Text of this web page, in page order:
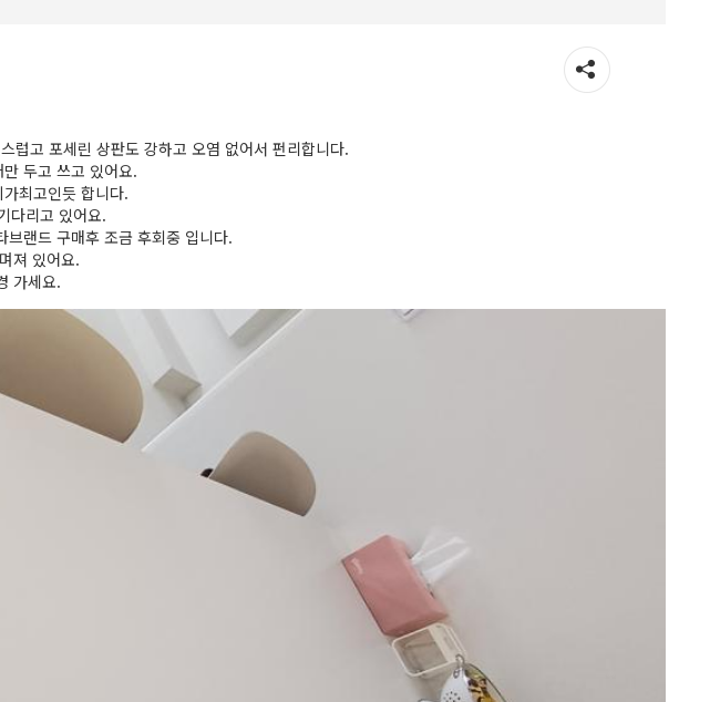
럽고 포세린 상판도 강하고 오염 없어서 펀리합니다.
두고 쓰고 있어요.
최고인듯 합니다.
다리고 있어요.
랜드 구매후 조금 후회중 입니다.
져 있어요.
가세요.